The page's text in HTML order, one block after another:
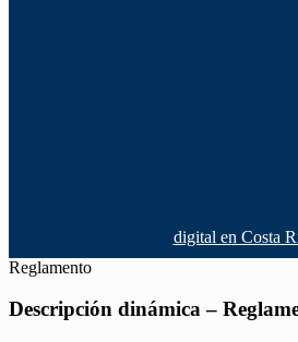
digital en Costa
Reglamento
Descripción dinámica –